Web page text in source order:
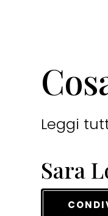
Leggi
Sara